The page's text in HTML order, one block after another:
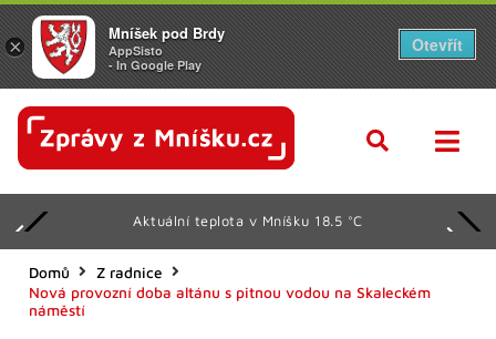
Aktuální teplota v Mníšku 18.5 °C
Domů
Z radnice
Nová provozní doba altánu s pitnou vodou na Skaleckém
náměstí
×
Mníšek pod Brdy
AppSisto
- In Google Play
Otevřít